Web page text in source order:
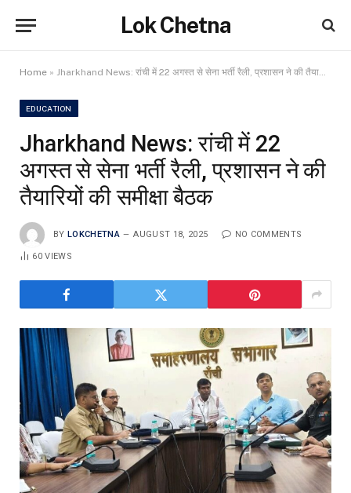
Lok Chetna
Home » Jharkhand News: रांची में 22 अगस्त से सेना भर्ती रैली, प्रशासन ने की तैयारियों की समीक्षा बैठक
EDUCATION
Jharkhand News: रांची में 22
अगस्त से सेना भर्ती रैली, प्रशासन ने की
तैयारियों की समीक्षा बैठक
BY LOKCHETNA AUGUST 18, 2025 NO COMMENTS
60VIEWS